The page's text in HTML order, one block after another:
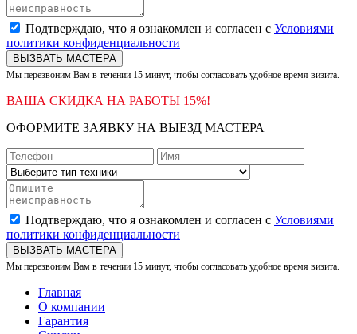
Подтверждаю, что я ознакомлен и согласен с Условиями
политики конфиденциальности
ВЫЗВАТЬ МАСТЕРА
Мы перезвоним Вам в течении 15 минут, чтобы согласовать удобное время визита.
ВАША СКИДКА НА РАБОТЫ 15%!
ОФОРМИТЕ ЗАЯВКУ НА ВЫЕЗД МАСТЕРА
Подтверждаю, что я ознакомлен и согласен с Условиями
политики конфиденциальности
ВЫЗВАТЬ МАСТЕРА
Мы перезвоним Вам в течении 15 минут, чтобы согласовать удобное время визита.
Главная
О компании
Гарантия